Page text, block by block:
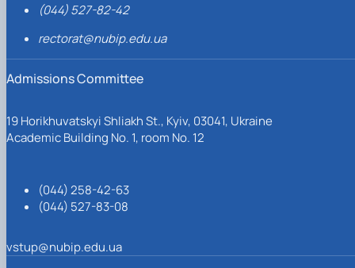
(044) 527-82-42
rectorat@nubip.edu.ua
Admissions Committee
19 Horikhuvatskyi Shliakh St., Kyiv, 03041, Ukraine
Academic Building No. 1, room No. 12
(044) 258-42-63
(044) 527-83-08
vstup@nubip.edu.ua